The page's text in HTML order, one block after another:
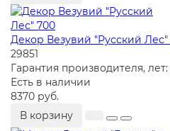
Декор Везувий "Русский Лес"
29851
Гарантия производителя, лет:
Есть в наличии
8370 руб.
В корзину